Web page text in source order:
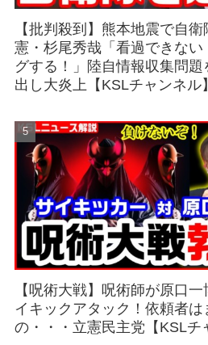
【批判殺到】熊本地震で自
憲・杉尾秀哉「看過できない
グする！」陸自情報収集問題
出し大炎上【KSLチャンネル】
【呪術大戦】呪術師が原口
イキックアタック！依頼者は
の・・・立憲民主党【KSLチ